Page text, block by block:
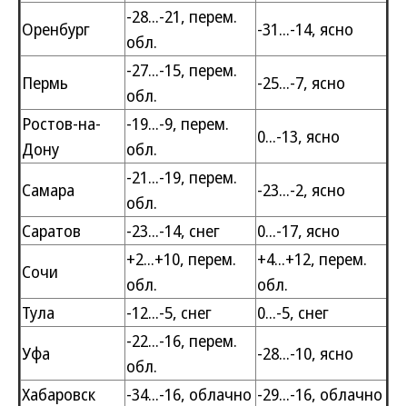
Оренбург
-28...-21, перем.
обл.
-31...-14, ясно
Пермь
-27...-15, перем.
обл.
-25...-7, ясно
Ростов-на-
Дону
-19...-9, перем.
обл.
0...-13, ясно
Самара
-21...-19, перем.
обл.
-23...-2, ясно
Саратов
-23...-14, снег
0...-17, ясно
Сочи
+2...+10, перем.
обл.
+4...+12, перем.
обл.
Тула
-12...-5, снег
0...-5, снег
Уфа
-22...-16, перем.
обл.
-28...-10, ясно
Хабаровск
-34...-16, облачно -29...-16, облачно